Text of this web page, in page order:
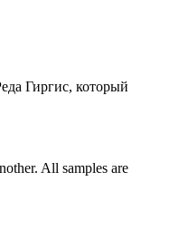
Гиргис, который
All samples are